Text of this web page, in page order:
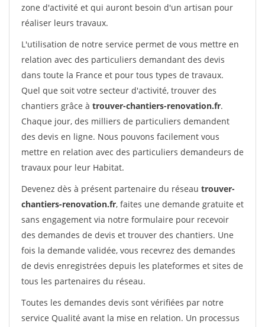
zone d'activité et qui auront besoin d'un artisan pour
réaliser leurs travaux.
L'utilisation de notre service permet de vous mettre en
relation avec des particuliers demandant des devis
dans toute la France et pour tous types de travaux.
Quel que soit votre secteur d'activité, trouver des
chantiers grâce à trouver-chantiers-renovation.fr.
Chaque jour, des milliers de particuliers demandent
des devis en ligne. Nous pouvons facilement vous
mettre en relation avec des particuliers demandeurs de
travaux pour leur Habitat.
Devenez dès à présent partenaire du réseau trouver-
chantiers-renovation.fr, faites une demande gratuite et
sans engagement via notre formulaire pour recevoir
des demandes de devis et trouver des chantiers. Une
fois la demande validée, vous recevrez des demandes
de devis enregistrées depuis les plateformes et sites de
tous les partenaires du réseau.
Toutes les demandes devis sont vérifiées par notre
service Qualité avant la mise en relation. Un processus